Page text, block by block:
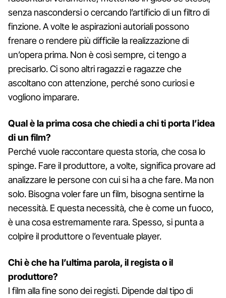
senza nascondersi o cercando l’artificio di un filtro di
finzione. A volte le aspirazioni autoriali possono
frenare o rendere più difficile la realizzazione di
un’opera prima. Non è così sempre, ci tengo a
precisarlo. Ci sono altri ragazzi e ragazze che
ascoltano con attenzione, perché sono curiosi e
vogliono imparare.
Qual è la prima cosa che chiedi a chi ti porta l’idea
di un film?
Perché vuole raccontare questa storia, che cosa lo
spinge. Fare il produttore, a volte, significa provare ad
analizzare le persone con cui si ha a che fare. Ma non
solo. Bisogna voler fare un film, bisogna sentirne la
necessità. E questa necessità, che è come un fuoco,
è una cosa estremamente rara. Spesso, si punta a
colpire il produttore o l’eventuale player.
Chi è che ha l’ultima parola, il regista o il
produttore?
I film alla fine sono dei registi. Dipende dal tipo di